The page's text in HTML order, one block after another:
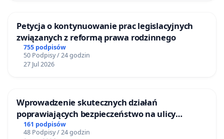
Petycja o kontynuowanie prac legislacyjnych
związanych z reformą prawa rodzinnego
755 podpisów
50 Podpisy / 24 godzin
27 Jul 2026
Wprowadzenie skutecznych działań
poprawiających bezpieczeństwo na ulicy
Żeromskiego w Otwocku
161 podpisów
48 Podpisy / 24 godzin